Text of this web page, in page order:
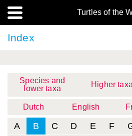
Turtles of the
Index
Species and
lower taxa
Higher taxa
Dutch English
A B C D E F